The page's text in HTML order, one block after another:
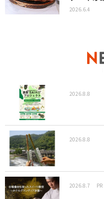
2026.6.4
2026.8.8
2026.8.8
2026.8.7 PR